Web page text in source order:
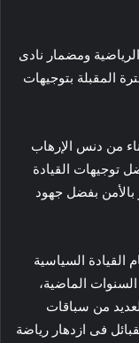
ومضمار نادى
المقبلة بتوجيهات
من دنس الإرهاب
توجيهات القيادة
بالأمن بفضل جهود
القيادة السياسية
الماضية،
من سباقات
فى ازدهار رياضة